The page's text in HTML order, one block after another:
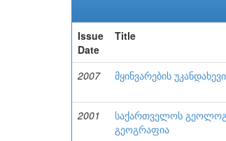
Issue
Date
Title
2007 მყინვარების
2001
საქართველოს
გეოგრაფია